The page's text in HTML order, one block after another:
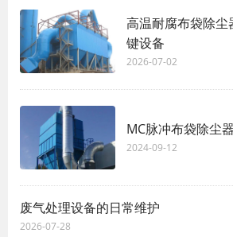
高温耐腐布袋除
键设备
2026-07-02
MC脉冲布袋除尘
2024-09-12
废气处理设备的日常维护
2026-07-28